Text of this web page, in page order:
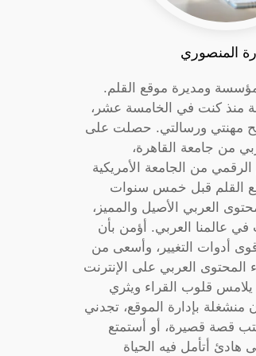
المنصوري
مؤسسة ومديرة موقع القلم.
منذ كنت في الخامسة عشر،
مهنتي ورسالتي. حصلت على
من جامعة القاهرة،
من الجامعة الأمريكية
القلم قبل خمس سنوات
العربي الأصيل والمميز،
في عالمنا العربي. أؤمن بأن
أدوات التغيير، وأسعى من
المحتوى العربي على الإنترنت
قلوب القراء ويثري
منشغلة بإدارة الموقع، تجدني
أكتب قصة قصيرة، أو أستمتع
أتأمل فيه الحياة